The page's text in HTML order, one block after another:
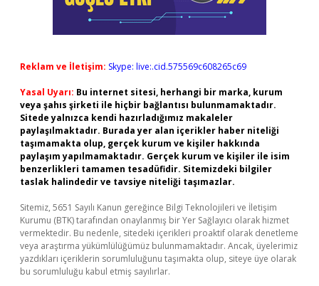
Reklam ve İletişim: Skype: live:.cid.575569c608265c69
Yasal Uyarı: Bu internet sitesi, herhangi bir marka, kurum
veya şahıs şirketi ile hiçbir bağlantısı bulunmamaktadır.
Sitede yalnızca kendi hazırladığımız makaleler
paylaşılmaktadır. Burada yer alan içerikler haber niteliği
taşımamakta olup, gerçek kurum ve kişiler hakkında
paylaşım yapılmamaktadır. Gerçek kurum ve kişiler ile isim
benzerlikleri tamamen tesadüfidir. Sitemizdeki bilgiler
taslak halindedir ve tavsiye niteliği taşımazlar.
Sitemiz, 5651 Sayılı Kanun gereğince Bilgi Teknolojileri ve İletişim
Kurumu (BTK) tarafından onaylanmış bir Yer Sağlayıcı olarak hizmet
vermektedir. Bu nedenle, sitedeki içerikleri proaktif olarak denetleme
veya araştırma yükümlülüğümüz bulunmamaktadır. Ancak, üyelerimiz
yazdıkları içeriklerin sorumluluğunu taşımakta olup, siteye üye olarak
bu sorumluluğu kabul etmiş sayılırlar.